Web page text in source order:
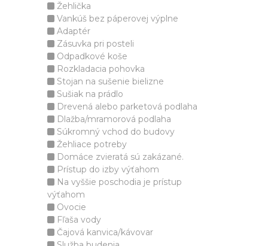
Žehlička
Vankúš bez páperovej výplne
Adaptér
Zásuvka pri posteli
Odpadkové koše
Rozkladacia pohovka
Stojan na sušenie bielizne
Sušiak na prádlo
Drevená alebo parketová podlaha
Dlažba/mramorová podlaha
Súkromný vchod do budovy
Žehliace potreby
Domáce zvieratá sú zakázané.
Prístup do izby výťahom
Na vyššie poschodia je prístup
výťahom
Ovocie
Fľaša vody
Čajová kanvica/kávovar